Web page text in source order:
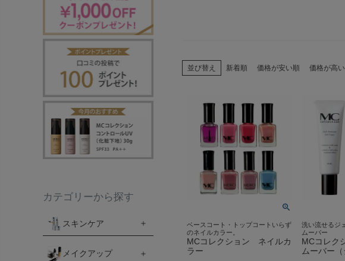
カテゴリーから探す
スキンケア
メイクアップ
並び替え 新着順 価格が安い順 価格が高
ベースコート・トップコートいらず
のネイルカラー。
MCコレクション ネイルカ
ラー
洗い流せるジ
ムーバー
MCコレク
ムーバー（